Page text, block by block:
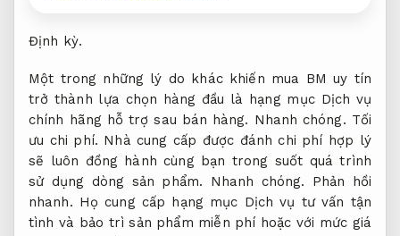
Định kỳ.
Một trong những lý do khác khiến mua BM uy tín
trở thành lựa chọn hàng đầu là hạng mục Dịch vụ
chính hãng hỗ trợ sau bán hàng. Nhanh chóng. Tối
ưu chi phí. Nhà cung cấp được đánh chi phí hợp lý
sẽ luôn đồng hành cùng bạn trong suốt quá trình
sử dụng dòng sản phẩm. Nhanh chóng.
Phản hồi
nhanh. Họ cung cấp hạng mục Dịch vụ tư vấn tận
tình và bảo trì sản phẩm miễn phí hoặc với mức giá